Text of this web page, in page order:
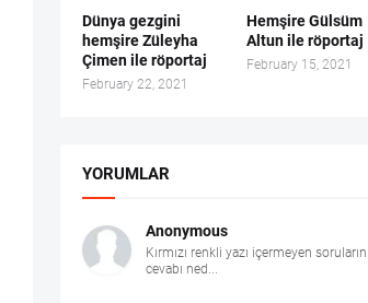
Dünya gezgini
hemşire Züleyha
Çimen ile röportaj
February 22, 2021
Hemşire Gülsüm
Altun ile röportaj
February 15, 2021
YORUMLAR
Anonymous
Kırmızı renkli yazı içermeyen soruların
cevabı ned...